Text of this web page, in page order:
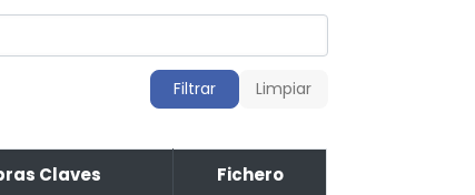
Filtrar Limpiar
Claves Fichero